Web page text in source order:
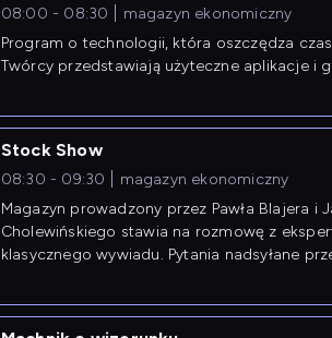
08:00 - 08:30
magazyn ekonomiczny
Program o technologii, która oszczędza
Twórcy przedstawiają użyteczne aplikacje i
Stock Show
08:30 - 09:30
magazyn ekonomiczny
Magazyn prowadzony przez Pawła Blajera i
Cholewińskiego stawia na rozmowę z
klasycznego wywiadu. Pytania nadsyłane